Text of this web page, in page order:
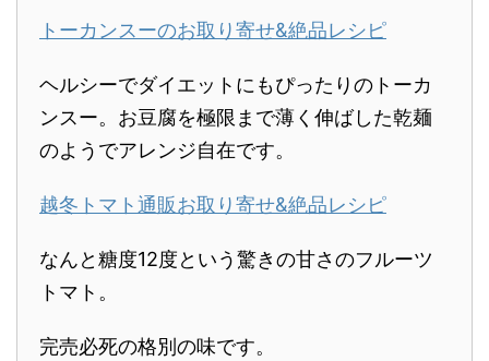
トーカンスーのお取り寄せ&絶品レシピ
ヘルシーでダイエットにもぴったりのトーカ
ンスー。お豆腐を極限まで薄く伸ばした乾麺
のようでアレンジ自在です。
越冬トマト通販お取り寄せ&絶品レシピ
なんと糖度12度という驚きの甘さのフルーツ
トマト。
完売必死の格別の味です。